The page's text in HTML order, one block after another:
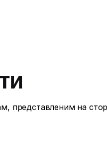
представленим на